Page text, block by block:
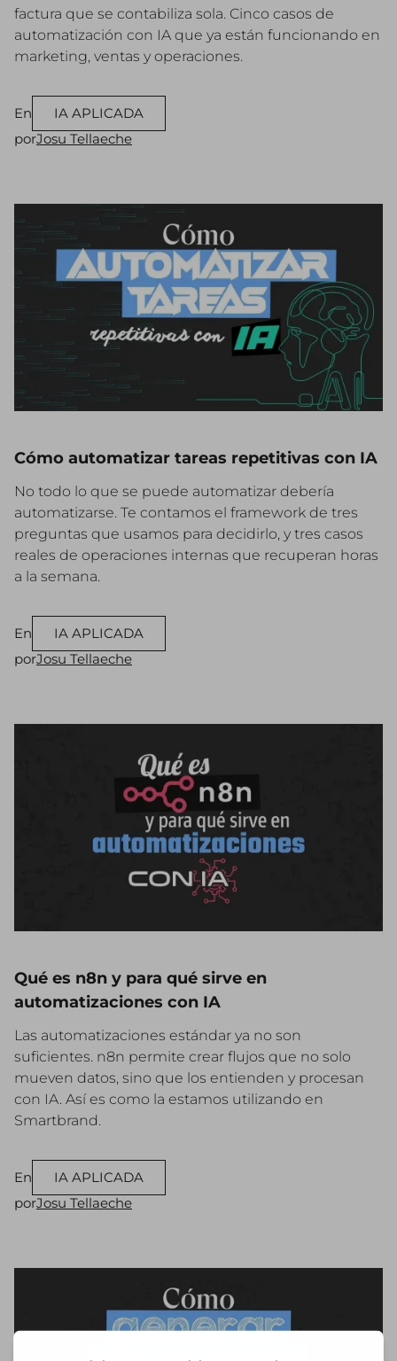
factura que se contabiliza sola. Cinco casos de
automatización con IA que ya están funcionando en
marketing, ventas y operaciones.
En
IA APLICADA
porJosu Tellaeche
Cómo automatizar tareas repetitivas con IA
No todo lo que se puede automatizar debería
automatizarse. Te contamos el framework de tres
preguntas que usamos para decidirlo, y tres casos
reales de operaciones internas que recuperan horas
a la semana.
En
IA APLICADA
porJosu Tellaeche
Qué es n8n y para qué sirve en
automatizaciones con IA
Las automatizaciones estándar ya no son
suficientes. n8n permite crear flujos que no solo
mueven datos, sino que los entienden y procesan
con IA. Así es como la estamos utilizando en
Smartbrand.
En
IA APLICADA
porJosu Tellaeche